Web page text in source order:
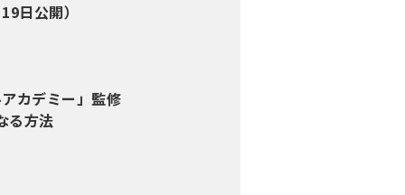
日公開）
カデミー」監修
る方法